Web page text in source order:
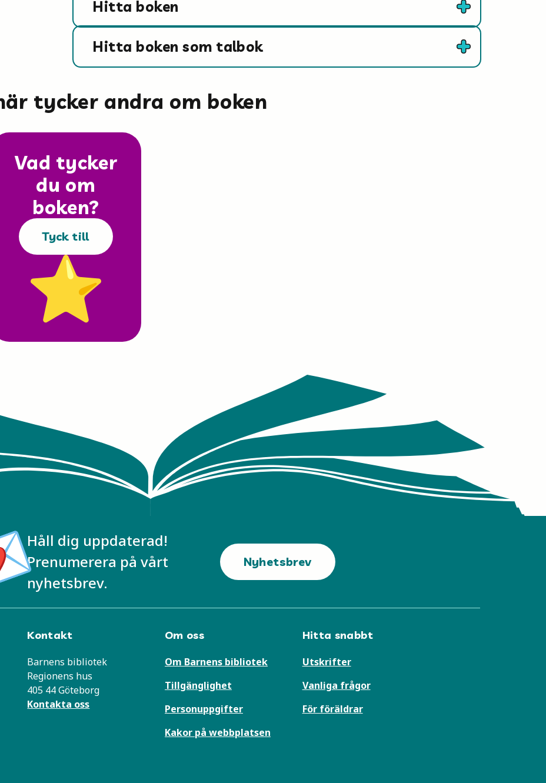
Hitta boken
Hitta boken som talbok
tycker andra om boken
Vad tycker
du om
boken?
Tyck till
Håll dig uppdaterad!
Prenumerera på vårt
nyhetsbrev.
Nyhetsbrev
Kontakt
Barnens bibliotek
Regionens hus
405 44 Göteborg
Kontakta oss
Om oss
Om Barnens bibliotek
Tillgänglighet
Personuppgifter
Kakor på webbplatsen
Hitta snabbt
Utskrifter
Vanliga frågor
För föräldrar